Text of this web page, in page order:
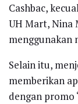
Cashbac,
UH Mart, Nina
menggunakan
Selain itu,
memberikan
dengan promo